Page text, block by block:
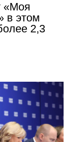
«Моя
в этом
2,3